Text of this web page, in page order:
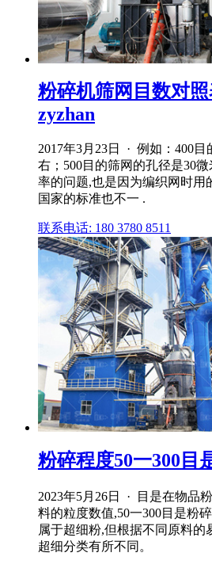
粉碎机筛网目数对照
zyzhan
2017年3月23日 · 例如：400
右；500目的筛网的孔径是30
率的问题,也是因为编织网时用
国家的标准也不一 .
联系电话: 180 3780 8511
粉碎程度50一300目
2023年5月26日 · 目是在物品
料的粒度数值,50一300目是粉
属于超细粉,但根据不同原料的
超细分类有所不同。